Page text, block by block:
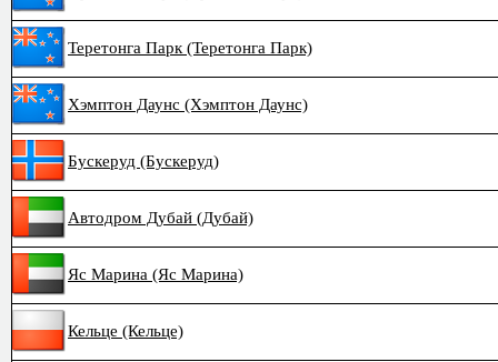
Теретонга Парк (Теретонга Парк)
Хэмптон Даунс (Хэмптон Даунс)
Бускеруд (Бускеруд)
Автодром Дубай (Дубай)
Яс Марина (Яс Марина)
Кельце (Кельце)